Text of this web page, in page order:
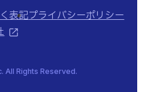
表記プライバシーポリシー
All Rights Reserved.